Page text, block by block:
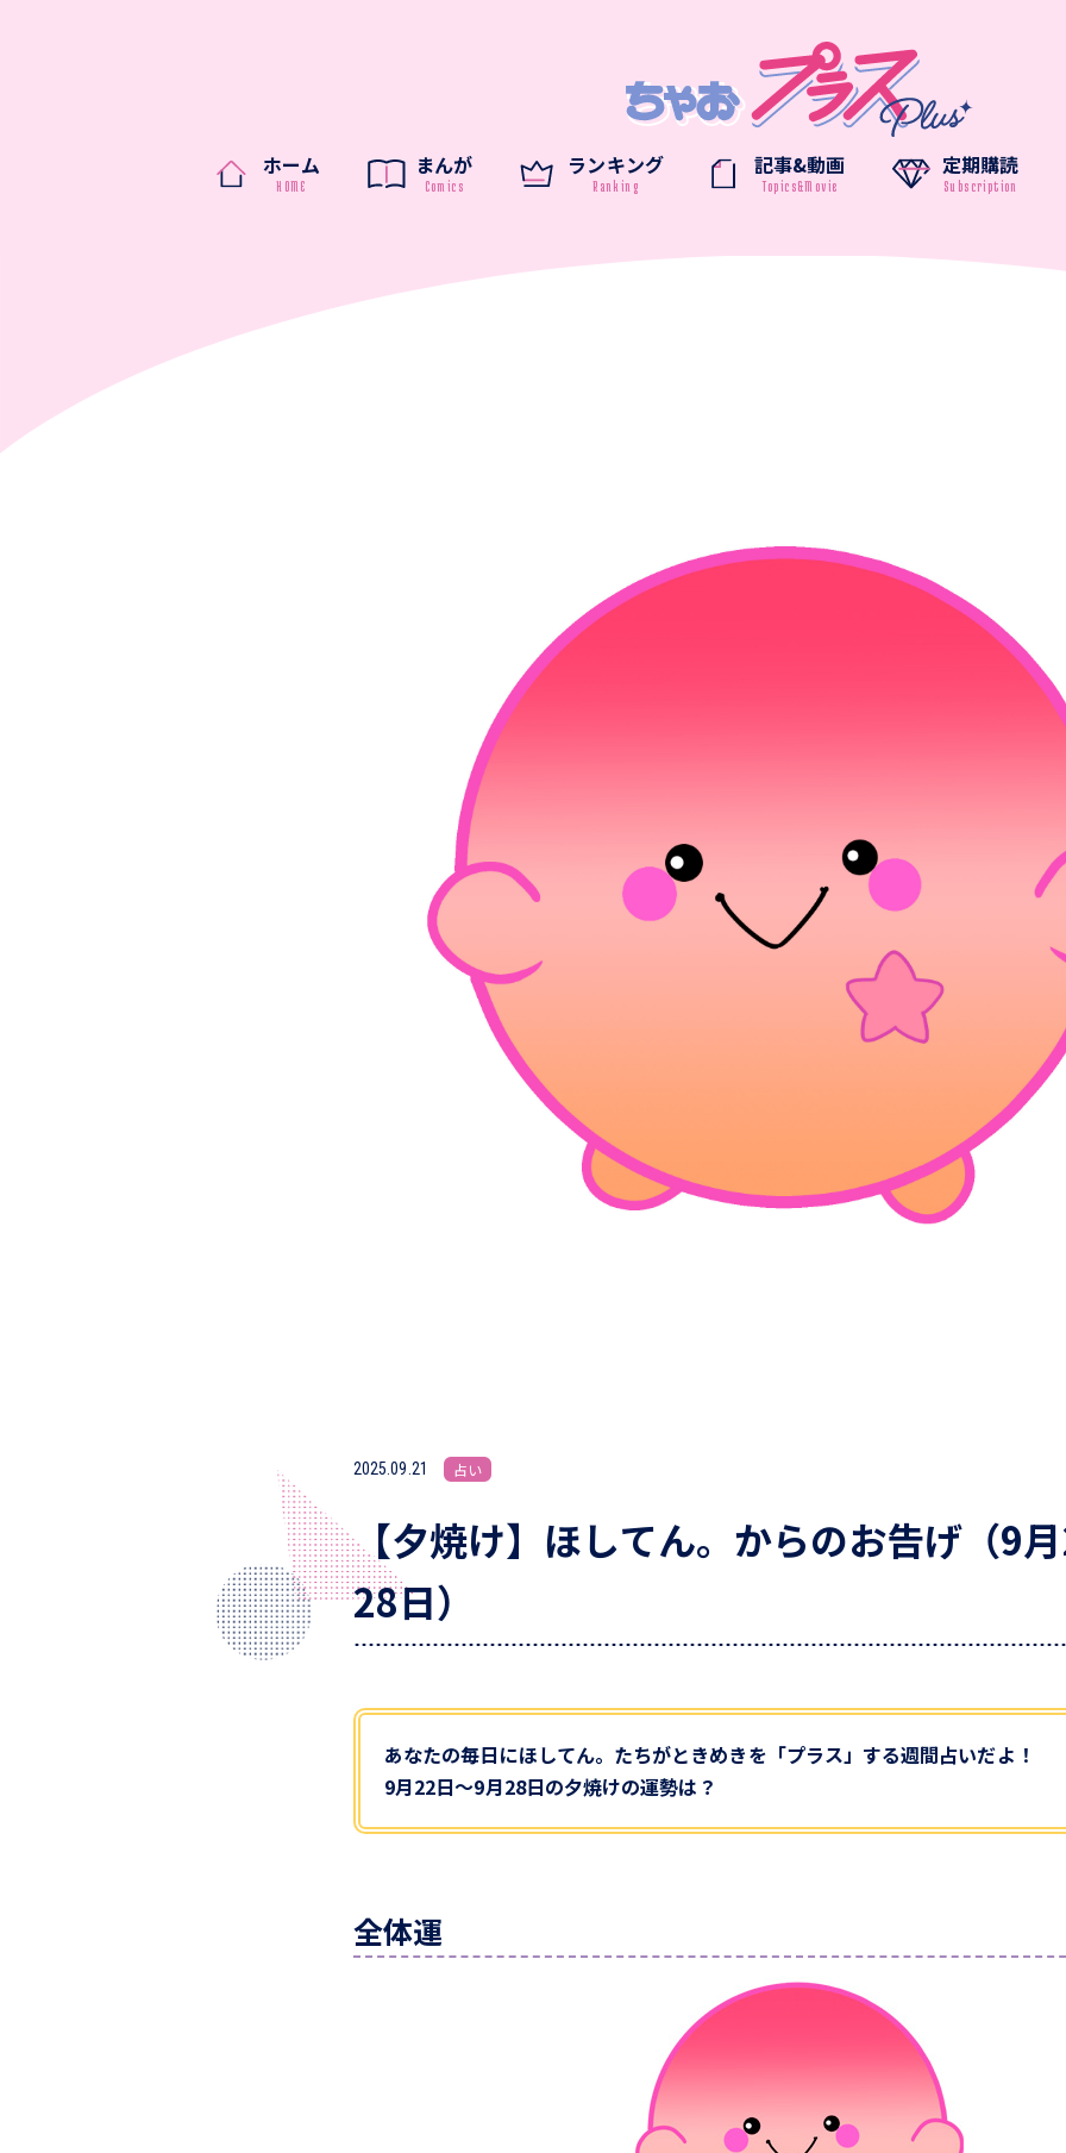
ホーム まんが ランキング 記事&動画 定期購読
2025.09.21 占い
【夕焼け】ほしてん。からのお告げ（9
28日）
あなたの毎日にほしてん。たちがときめきを「プラス」する週間占いだよ！
9月22日～9月28日の夕焼けの運勢は？
全体運